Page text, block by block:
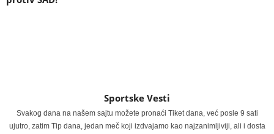
Sportske Vesti
Svakog dana na našem sajtu možete pronaći Tiket dana, već posle 9 sati
ujutro, zatim Tip dana, jedan meč koji izdvajamo kao najzanimljiviji, ali i dosta